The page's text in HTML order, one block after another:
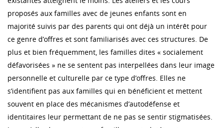
proposés aux familles avec de jeunes enfants sont en
majorité suivis par des parents qui ont déjà un intérêt pour
ce genre d’offres et sont familiarisés avec ces structures. De
plus et bien fréquemment, les familles dites « socialement
défavorisées » ne se sentent pas interpellées dans leur image
personnelle et culturelle par ce type d’offres. Elles ne
s’identifient pas aux familles qui en bénéficient et mettent
souvent en place des mécanismes d’autodéfense et
identitaires leur permettant de ne pas se sentir stigmatisées.